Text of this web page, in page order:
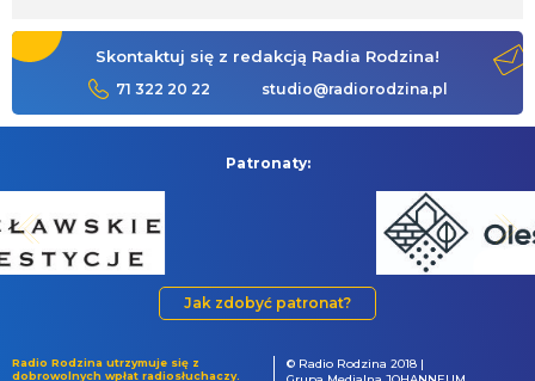
Skontaktuj się z redakcją Radia Rodzina!
71 322 20 22 studio@radiorodzina.pl
Patronaty:
Jak zdobyć patronat?
Radio Rodzina utrzymuje się z
dobrowolnych wpłat radiosłuchaczy.
© Radio Rodzina 2018 |